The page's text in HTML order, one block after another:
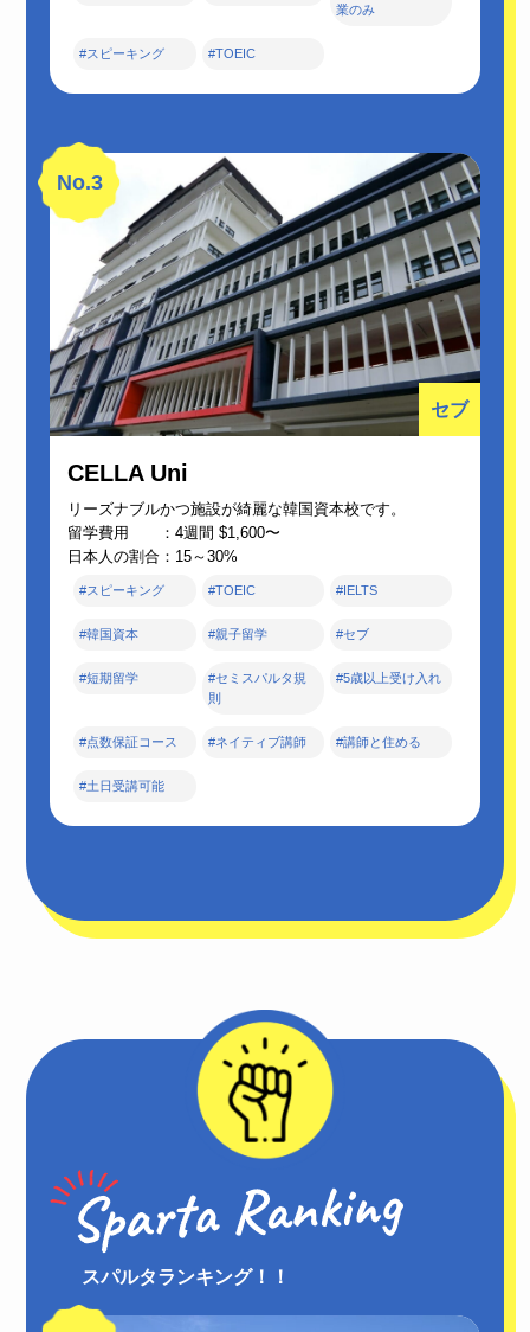
業のみ
#スピーキング #TOEIC
セブ
CELLA Uni
リーズナブルかつ施設が綺麗な韓国資本校です。
留学費用 ：4週間 $1,600〜
日本人の割合：15～30%
#スピーキング #TOEIC #IELTS
#韓国資本 #親子留学 #セブ
#短期留学
#セミスパルタ規
則
#5歳以上受け入れ
#点数保証コース #ネイティブ講師 #講師と住める
#土日受講可能
No.3
スパルタランキング！！